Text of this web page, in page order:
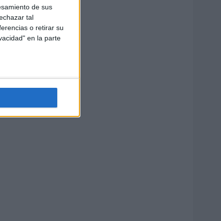
de sus
tal
o retirar su
en la parte